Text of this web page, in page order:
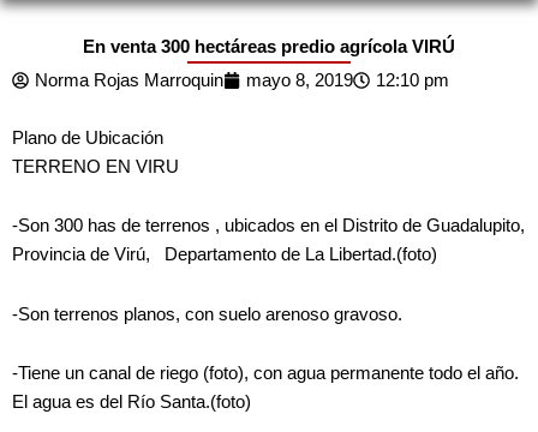
En venta 300 hectáreas predio agrícola VIRÚ
Norma Rojas Marroquin
mayo 8, 2019 12:10 pm
Plano de Ubicación
TERRENO EN VIRU
-Son 300 has de terrenos , ubicados en el Distrito de Guadalupito,
Provincia de Virú, Departamento de La Libertad.(foto)
-Son terrenos planos, con suelo arenoso gravoso.
-Tiene un canal de riego (foto), con agua permanente todo el año.
El agua es del Río Santa.(foto)